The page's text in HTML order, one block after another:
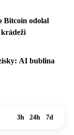
Bitcoin odolal
AI bublina
3h 24h 7d